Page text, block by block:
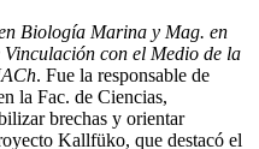
Biología Marina y Mag. en
con el Medio de la
. Fue la responsable de
la Fac. de Ciencias,
brechas y orientar
Kallfüko, que destacó el